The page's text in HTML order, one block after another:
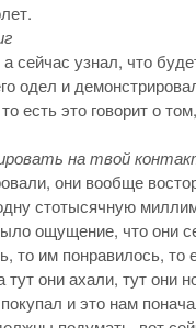
сейчас узнал, что
одел и
есть это говорит о
на твой
они вообще
стотысячную
ощущение, что они
то им понравилось, то
тут они ахали, тут они
и это нам